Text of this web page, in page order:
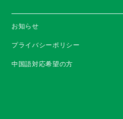
お知らせ
プライバシーポリシー
中国語対応希望の方